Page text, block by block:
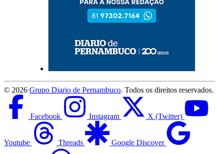
© 2026 Grupo Diario de Pernambuco. Todos os direitos reservados.
Facebook Instagram X (Twitter)
Youtube Threads Google Discover